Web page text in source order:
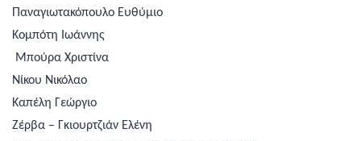
Παναγιωτακόπουλο Ευθύμιο
Κομπότη Ιωάννης
Μπούρα Χριστίνα
Νίκου Νικόλαο
Καπέλη Γεώργιο
Ζέρβα – Γκιουρτζιάν Ελένη